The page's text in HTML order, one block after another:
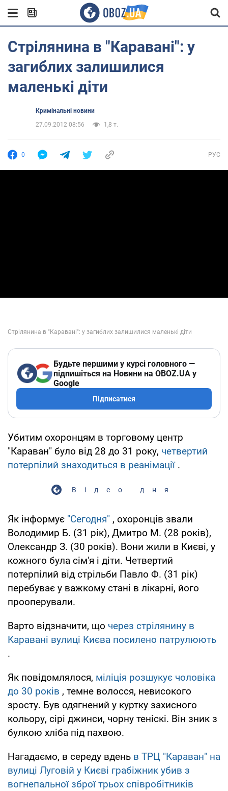
Стрілянина в "Каравані": у
загиблих залишилися
маленькі діти
Кримінальні новини
27.09.2012 08:56
1,8 т.
0 РУС
Будьте першими у курсі головного —
підпишіться на Новини на OBOZ.UA у
Google
Підписатися
Убитим охоронцям в торговому центр
"Караван" було від 28 до 31 року, четвертий
потерпілий знаходиться в реанімації.
Відео дня
Як інформує "Сегодня" , охоронців звали
Володимир Б. (31 рік), Дмитро М. (28 років),
Олександр З. (30 років). Вони жили в Києві, у
кожного була сім'я і діти. Четвертий
потерпілий від стрільби Павло Ф. (31 рік)
перебуває у важкому стані в лікарні, його
прооперували.
Варто відзначити, що через стрілянину в
Каравані вулиці Києва посилено патрулюють
.
Як повідомлялося, міліція розшукує чоловіка
до 30 років , темне волосся, невисокого
зросту. Був одягнений у куртку захисного
кольору, сірі джинси, чорну теніскі. Він зник з
булкою хліба під пахвою.
Нагадаємо, в середу вдень в ТРЦ "Караван" на
вулиці Луговій у Києві грабіжник убив з
вогнепальної зброї трьох співробітників